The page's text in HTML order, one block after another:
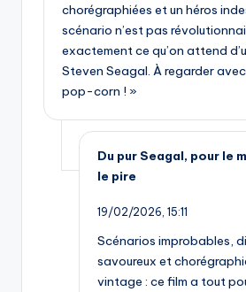
chorégraphiées et un héros
scénario n’est pas
exactement ce qu’on attend
Steven Seagal. À regarder
pop-corn ! »
Du pur Seagal, pour le
le pire
19/02/2026, 15:11
Scénarios improbables,
savoureux et
vintage : ce film a tout